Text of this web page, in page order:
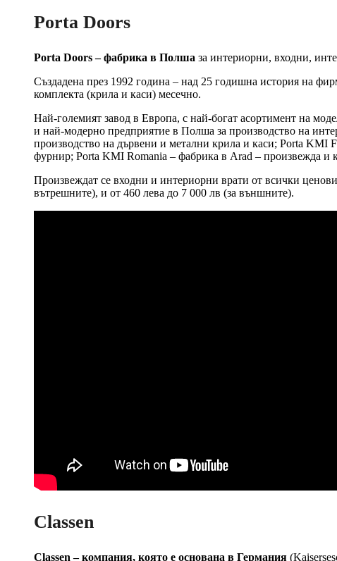
Porta Doors
Porta Doors – фабрика в Полша за интериорни, входни,
Създадена през 1992 година – над 25 годишна история на
комплекта (крила и каси) месечно.
Най-големият завод в Европа, с най-богат асортимент на
и най-модерно предприятие в Полша за производство на
производство на дървени и метални крила и каси; Porta
фурнир; Porta KMI Romania – фабрика в Arad – произвежда и
Произвеждат се входни и интериорни врати от всички
вътрешните), и от 460 лева до 7 000 лв (за външните).
Classen
Classen – компания, която е основана в Германия